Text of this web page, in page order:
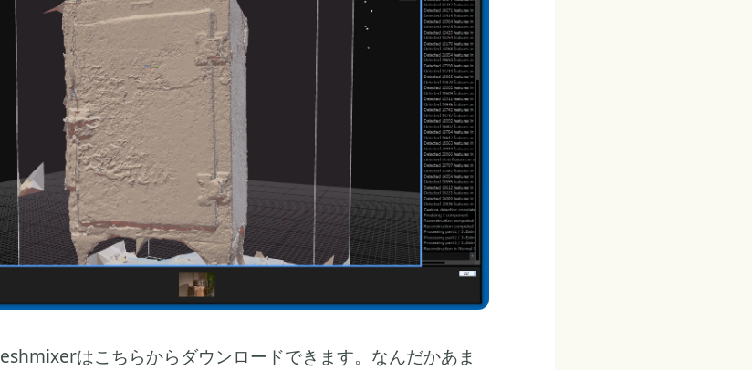
はこちらからダウンロードできます。なんだかあま